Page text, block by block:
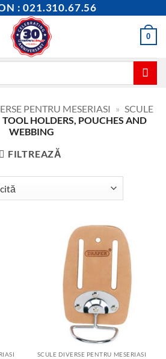
: 021.310.67.56
0
PENTRU MESERIASI » SCULE
TOOL HOLDERS, POUCHES AND
WEBBING
FILTREAZĂ
SCULE DIVERSE PENTRU MESERIASI